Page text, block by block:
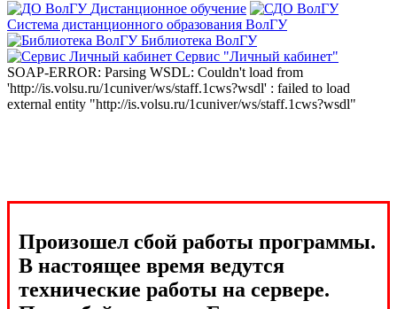
Дистанционное обучение
Система дистанционного образования ВолГУ
Библиотека ВолГУ
Сервис "Личный кабинет"
SOAP-ERROR: Parsing WSDL: Couldn't load from
'http://is.volsu.ru/1cuniver/ws/staff.1cws?wsdl' : failed to load
external entity "http://is.volsu.ru/1cuniver/ws/staff.1cws?wsdl"
Произошел сбой работы программы.
В настоящее время ведутся
технические работы на сервере.